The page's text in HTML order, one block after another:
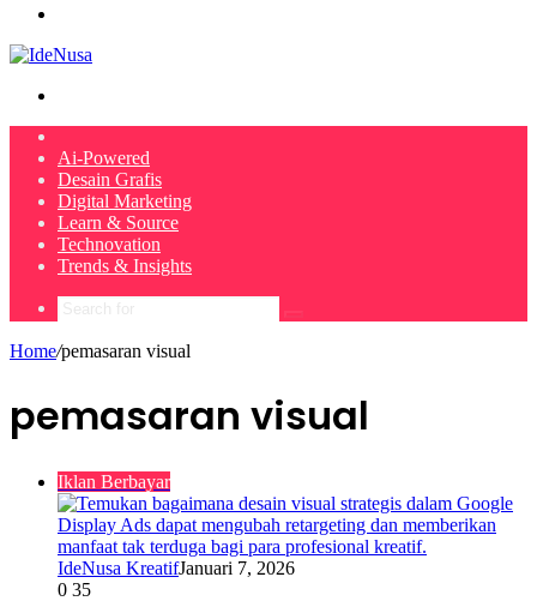
Ai-Powered
Desain Grafis
Digital Marketing
Learn & Source
Technovation
Trends & Insights
Search
Home/pemasaran visual
pemasaran visual
Iklan Berbayar
IdeNusa KreatifJanuari 7, 2026
0 35